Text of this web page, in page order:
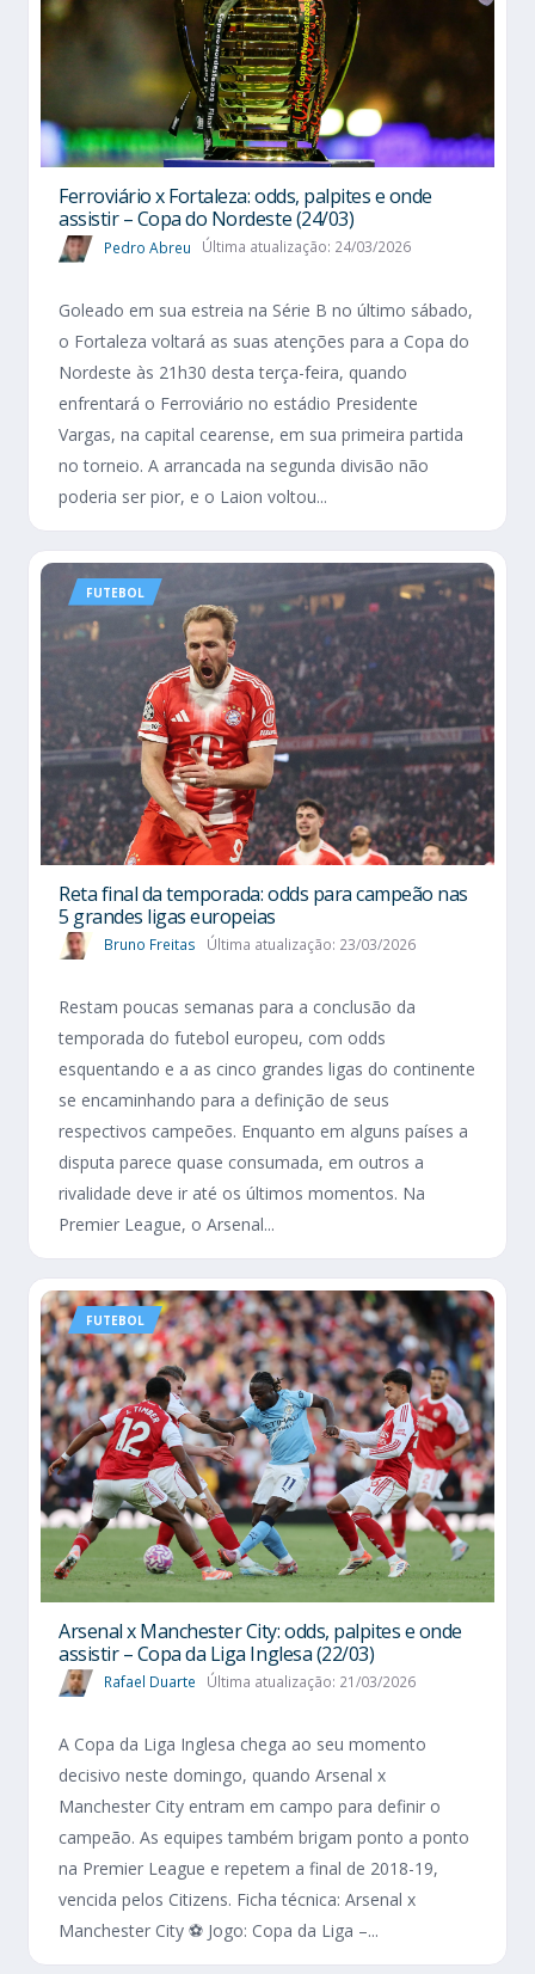
Ferroviário x Fortaleza: odds, palpites e onde
assistir – Copa do Nordeste (24/03)
Pedro Abreu Última atualização: 24/03/2026
Goleado em sua estreia na Série B no último sábado,
o Fortaleza voltará as suas atenções para a Copa do
Nordeste às 21h30 desta terça-feira, quando
enfrentará o Ferroviário no estádio Presidente
Vargas, na capital cearense, em sua primeira partida
no torneio. A arrancada na segunda divisão não
poderia ser pior, e o Laion voltou...
FUTEBOL
Reta final da temporada: odds para campeão nas
5 grandes ligas europeias
Bruno Freitas Última atualização: 23/03/2026
Restam poucas semanas para a conclusão da
temporada do futebol europeu, com odds
esquentando e a as cinco grandes ligas do continente
se encaminhando para a definição de seus
respectivos campeões. Enquanto em alguns países a
disputa parece quase consumada, em outros a
rivalidade deve ir até os últimos momentos. Na
Premier League, o Arsenal...
FUTEBOL
Arsenal x Manchester City: odds, palpites e onde
assistir – Copa da Liga Inglesa (22/03)
Rafael Duarte Última atualização: 21/03/2026
A Copa da Liga Inglesa chega ao seu momento
decisivo neste domingo, quando Arsenal x
Manchester City entram em campo para definir o
campeão. As equipes também brigam ponto a ponto
na Premier League e repetem a final de 2018-19,
vencida pelos Citizens. Ficha técnica: Arsenal x
Manchester City ⚽ Jogo: Copa da Liga –...